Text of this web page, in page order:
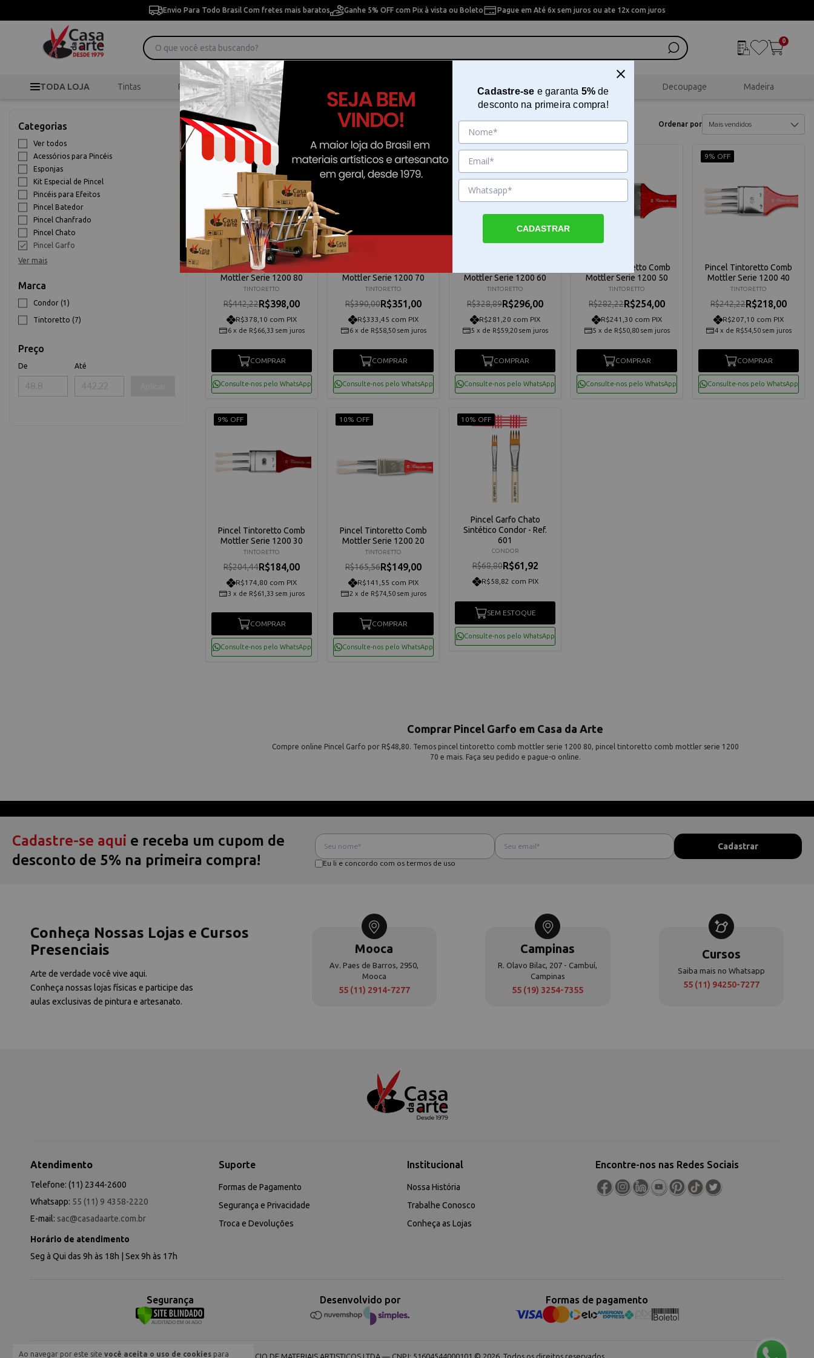
Envio Para Todo Brasil Com fretes mais baratos Ganhe 5% OFF com Pix à vista ou Boleto Pague em Até 6x sem juros ou ate 12x com juros
0
TODA LOJA Tintas Pincéis Desenho Pintura Artesanal Scrapbook Decoupage Madeira
Ao navegar por este site você aceita o uso de cookies para
Categorias
Ver todos
Acessórios para Pincéis
Esponjas
Kit Especial de Pincel
Pincéis para Efeitos
Pincel Batedor
Pincel Chanfrado
Pincel Chato
Pincel Garfo
Ver mais
Marca
Condor (1)
Tintoretto (7)
Preço
De Até
Início > Pincel Garfo
Pincel Garfo Ordenar por
9% OFF
Pincel Tintoretto Comb
Mottler Serie 1200 80
TINTORETTO
R$442,22R$398,00
R$378,10 com PIX
6 x de R$66,33 sem juros
COMPRAR
Consulte-nos pelo WhatsApp
10% OFF
Mottler Serie 1200 70
TINTORETTO
R$390,00R$351,00
R$333,45 com PIX
6 x de R$58,50 sem juros
COMPRAR
Consulte-nos pelo WhatsApp
10% OFF
Mottler Serie 1200 60
TINTORETTO
R$328,89R$296,00
R$281,20 com PIX
5 x de R$59,20 sem juros
COMPRAR
Consulte-nos pelo WhatsApp
Pincel Tintoretto Comb
Mottler Serie 1200 50
TINTORETTO
R$282,22R$254,00
R$241,30 com PIX
5 x de R$50,80 sem juros
COMPRAR
Consulte-nos pelo WhatsApp
9% OFF
Pincel Tintoretto Comb
Mottler Serie 1200 40
TINTORETTO
R$242,22R$218,00
R$207,10 com PIX
4 x de R$54,50 sem juros
COMPRAR
Consulte-nos pelo WhatsApp
9% OFF
Pincel Tintoretto Comb
Mottler Serie 1200 30
TINTORETTO
R$204,44R$184,00
R$174,80 com PIX
3 x de R$61,33 sem juros
COMPRAR
Consulte-nos pelo WhatsApp
10% OFF
Pincel Tintoretto Comb
Mottler Serie 1200 20
TINTORETTO
R$165,56R$149,00
R$141,55 com PIX
2 x de R$74,50 sem juros
COMPRAR
Consulte-nos pelo WhatsApp
10% OFF
Pincel Garfo Chato
Sintético Condor - Ref.
601
CONDOR
R$68,80R$61,92
R$58,82 com PIX
SEM ESTOQUE
Consulte-nos pelo WhatsApp
Comprar Pincel Garfo em Casa da Arte
Compre online Pincel Garfo por R$48,80. Temos pincel tintoretto comb mottler serie 1200 80, pincel tintoretto comb mottler serie 1200
70 e mais. Faça seu pedido e pague-o online.
Cadastre-se aqui e receba um cupom de
desconto de 5% na primeira compra!
Eu li e concordo com os termos de uso
Conheça Nossas Lojas e Cursos
Presenciais
Arte de verdade você vive aqui.
Conheça nossas lojas físicas e participe das
aulas exclusivas de pintura e artesanato.
Mooca
Av. Paes de Barros, 2950,
Mooca
55 (11) 2914-7277
Campinas
R. Olavo Bilac, 207 - Cambuí,
Campinas
55 (19) 3254-7355
Cursos
Saiba mais no Whatsapp
55 (11) 94250-7277
Atendimento
Telefone: (11) 2344-2600
Whatsapp: 55 (11) 9 4358-2220
E-mail: sac@casadaarte.com.br
Horário de atendimento
Seg à Qui das 9h às 18h | Sex 9h às 17h
Suporte
Formas de Pagamento
Segurança e Privacidade
Troca e Devoluções
Institucional
Nossa História
Trabalhe Conosco
Conheça as Lojas
Encontre-nos nas Redes Sociais
Segurança Desenvolvido por Formas de pagamento
Cadastre-se e garanta 5%de
desconto na primeira compra!
CADASTRAR